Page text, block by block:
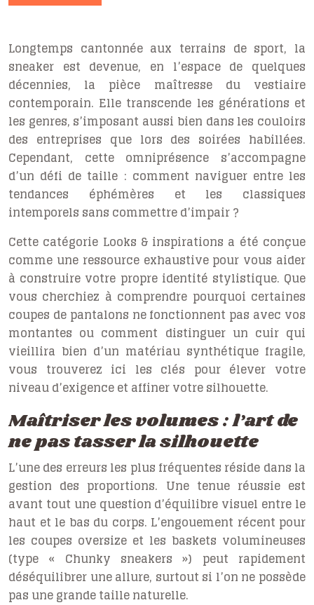
Longtemps cantonnée aux terrains de sport, la
sneaker est devenue, en l’espace de quelques
décennies, la pièce maîtresse du vestiaire
contemporain. Elle transcende les générations et
les genres, s’imposant aussi bien dans les couloirs
des entreprises que lors des soirées habillées.
Cependant, cette omniprésence s’accompagne
d’un défi de taille : comment naviguer entre les
tendances éphémères et les classiques
intemporels sans commettre d’impair ?
Cette catégorie Looks & inspirations a été conçue
comme une ressource exhaustive pour vous aider
à construire votre propre identité stylistique. Que
vous cherchiez à comprendre pourquoi certaines
coupes de pantalons ne fonctionnent pas avec vos
montantes ou comment distinguer un cuir qui
vieillira bien d’un matériau synthétique fragile,
vous trouverez ici les clés pour élever votre
niveau d’exigence et affiner votre silhouette.
Maîtriser les volumes : l’art de
ne pas tasser la silhouette
L’une des erreurs les plus fréquentes réside dans la
gestion des proportions. Une tenue réussie est
avant tout une question d’équilibre visuel entre le
haut et le bas du corps. L’engouement récent pour
les coupes oversize et les baskets volumineuses
(type « Chunky sneakers ») peut rapidement
déséquilibrer une allure, surtout si l’on ne possède
pas une grande taille naturelle.